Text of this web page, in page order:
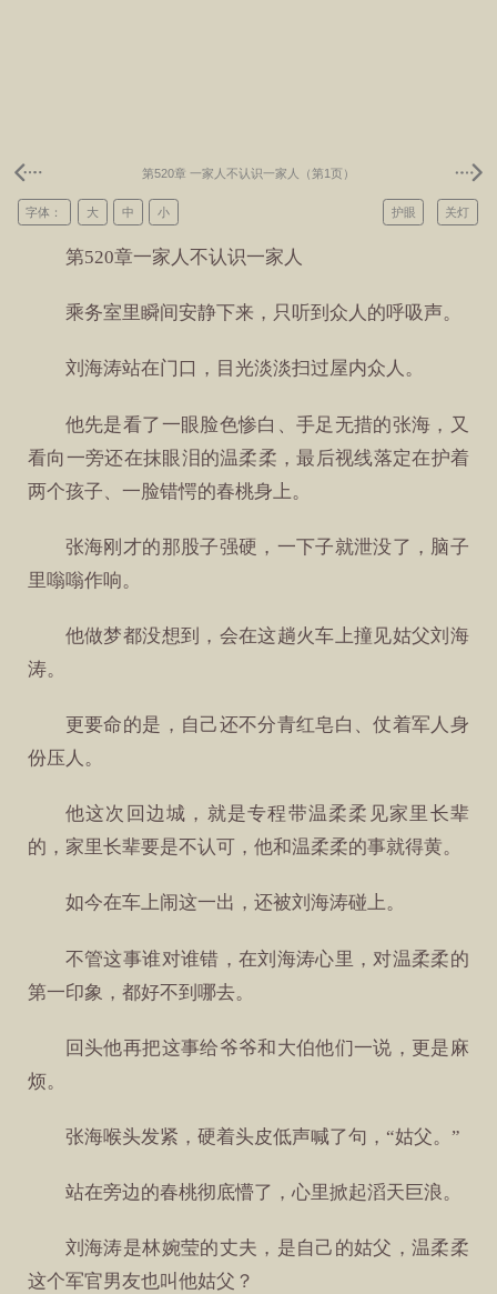
第520章 一家人不认识一家人（第1页）
关灯
护眼
字体： 大 中 小
第520章一家人不认识一家人
乘务室里瞬间安静下来，只听到众人的呼吸声。
刘海涛站在门口，目光淡淡扫过屋内众人。
他先是看了一眼脸色惨白、手足无措的张海，又
看向一旁还在抹眼泪的温柔柔，最后视线落定在护着
两个孩子、一脸错愕的春桃身上。
张海刚才的那股子强硬，一下子就泄没了，脑子
里嗡嗡作响。
他做梦都没想到，会在这趟火车上撞见姑父刘海
涛。
更要命的是，自己还不分青红皂白、仗着军人身
份压人。
他这次回边城，就是专程带温柔柔见家里长辈
的，家里长辈要是不认可，他和温柔柔的事就得黄。
如今在车上闹这一出，还被刘海涛碰上。
不管这事谁对谁错，在刘海涛心里，对温柔柔的
第一印象，都好不到哪去。
回头他再把这事给爷爷和大伯他们一说，更是麻
烦。
张海喉头发紧，硬着头皮低声喊了句，“姑父。”
站在旁边的春桃彻底懵了，心里掀起滔天巨浪。
刘海涛是林婉莹的丈夫，是自己的姑父，温柔柔
这个军官男友也叫他姑父？